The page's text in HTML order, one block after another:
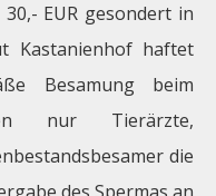
EUR gesondert in
Kastanienhof haftet
Besamung beim
nur Tierärzte,
die